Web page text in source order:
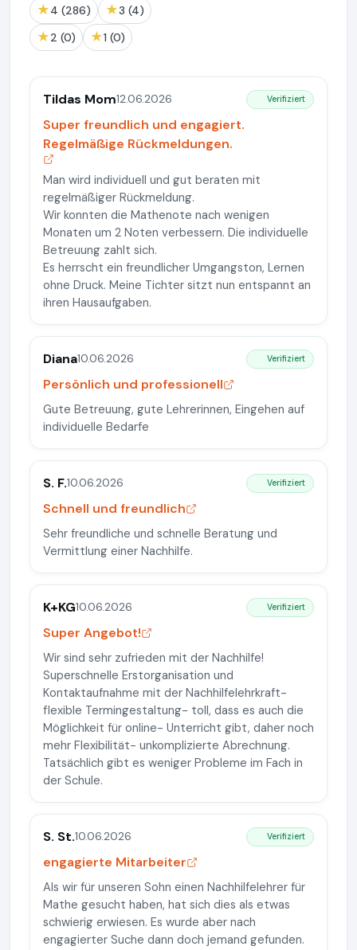
★ 4 (286) ★ 3 (4)
★ 2 (0) ★ 1 (0)
Tildas Mom12.06.2026 Verifiziert
Super freundlich und engagiert.
Regelmäßige Rückmeldungen.
Man wird individuell und gut beraten mit
regelmäßiger Rückmeldung.
Wir konnten die Mathenote nach wenigen
Monaten um 2 Noten verbessern. Die individuelle
Betreuung zahlt sich.
Es herrscht ein freundlicher Umgangston, Lernen
ohne Druck. Meine Tichter sitzt nun entspannt an
ihren Hausaufgaben.
Diana10.06.2026 Verifiziert
Persönlich und professionell
Gute Betreuung, gute Lehrerinnen, Eingehen auf
individuelle Bedarfe
S. F.10.06.2026 Verifiziert
Schnell und freundlich
Sehr freundliche und schnelle Beratung und
Vermittlung einer Nachhilfe.
K+KG10.06.2026 Verifiziert
Super Angebot!
Wir sind sehr zufrieden mit der Nachhilfe!
Superschnelle Erstorganisation und
Kontaktaufnahme mit der Nachhilfelehrkraft-
flexible Termingestaltung- toll, dass es auch die
Möglichkeit für online- Unterricht gibt, daher noch
mehr Flexibilität- unkomplizierte Abrechnung.
Tatsächlich gibt es weniger Probleme im Fach in
der Schule.
S. St.10.06.2026 Verifiziert
engagierte Mitarbeiter
Als wir für unseren Sohn einen Nachhilfelehrer für
Mathe gesucht haben, hat sich dies als etwas
schwierig erwiesen. Es wurde aber nach
engagierter Suche dann doch jemand gefunden.